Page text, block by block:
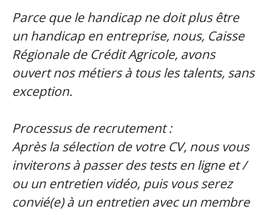
Parce que le handicap ne doit plus être
un handicap en entreprise, nous, Caisse
Régionale de Crédit Agricole, avons
ouvert nos métiers à tous les talents, sans
exception.
Processus de recrutement :
Après la sélection de votre CV, nous vous
inviterons à passer des tests en ligne et /
ou un entretien vidéo, puis vous serez
convié(e) à un entretien avec un membre